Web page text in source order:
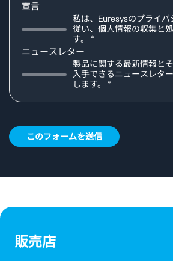
宣言
私は、Euresysのプライバ
従い、個人情報の収集と
す。
ニュースレター
製品に関する最新情報と
入手できるニュースレタ
します。
このフォームを送信
販売店